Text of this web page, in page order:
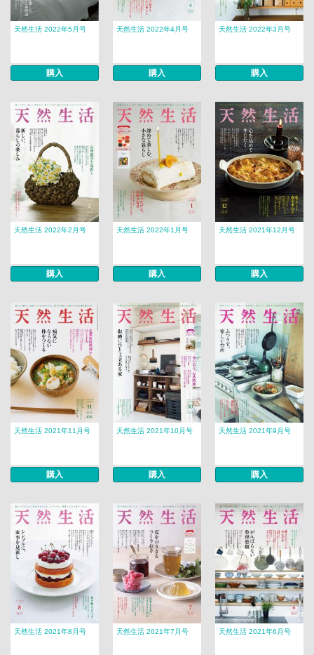
天然生活 2022年5月号
購入
天然生活 2022年4月号
購入
天然生活 2022年3月号
購入
天然生活 2022年2月号
購入
天然生活 2022年1月号
購入
天然生活 2021年12月号
購入
天然生活 2021年11月号
購入
天然生活 2021年10月号
購入
天然生活 2021年9月号
購入
天然生活 2021年8月号 天然生活 2021年7月号 天然生活 2021年6月号